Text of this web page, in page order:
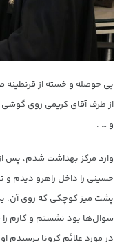
بی حوصله و خسته از قرنطینه
از طرف آقای کریمی روی گوشی
و … .
وارد مرکز بهداشت شدم، پس
حسینی را داخل راهرو دیدم و
پشت میز کوچکی که روی آن،
سوال‌ها بود نشستم و کارم را
در مورد علائم کرونا پرسیدم